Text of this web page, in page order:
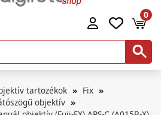
0
tartozékok
Fix
objektív